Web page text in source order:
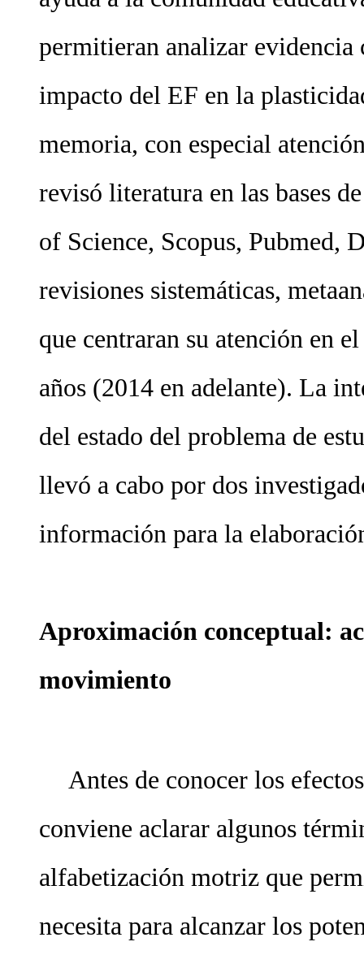
permitieran analizar
impacto del EF en la
memoria, con especial
revisó literatura en las bases
of Science, Scopus, Pubmed,
revisiones sistemáticas,
que centraran su atención en
años (2014 en adelante). La
del estado del problema de
llevó a cabo por dos
información para la
Aproximación conceptual:
movimiento
Antes de conocer los
conviene aclarar algunos
alfabetización motriz que
necesita para alcanzar los